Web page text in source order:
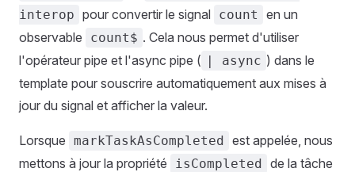
interop pour convertir le signal count
en un
observable
count$ . Cela nous permet d'utiliser
l'opérateur pipe et l'async pipe ( | async ) dans le
template pour souscrire automatiquement aux mises à
jour du signal et afficher la valeur.
Lorsque markTaskAsCompleted est appelée, nous
mettons à jour la propriété
isCompleted de la tâche